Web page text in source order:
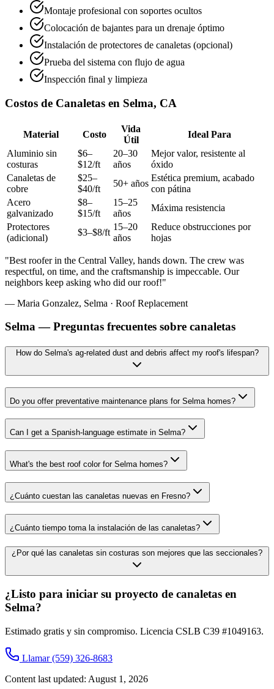
Montaje profesional con soportes ocultos
Colocación de bajantes para un drenaje óptimo
Instalación de protectores de canaletas (opcional)
Prueba del sistema con flujo de agua
Inspección final y limpieza
Costos de Canaletas en Selma, CA
Material Costo
Vida
Útil
Ideal Para
Aluminio sin
costuras
$6–
$12/ft
20–30
años
Mejor valor, resistente al
óxido
Canaletas de
cobre
$25–
$40/ft
50+ años
Estética premium, acabado
con pátina
Acero
galvanizado
$8–
$15/ft
15–25
años
Máxima resistencia
Protectores
(adicional)
$3–$8/ft
15–20
años
Reduce obstrucciones por
hojas
"Best roofer in the Central Valley, hands down. The crew was
respectful, on time, and the craftsmanship is impeccable. Our
neighbors keep asking who did our roof!"
— Maria Gonzalez, Selma · Roof Replacement
Selma — Preguntas frecuentes sobre canaletas
How do Selma's ag-related dust and debris affect my roof's lifespan?
Do you offer preventative maintenance plans for Selma homes?
Can I get a Spanish-language estimate in Selma?
What's the best roof color for Selma homes?
¿Cuánto cuestan las canaletas nuevas en Fresno?
¿Cuánto tiempo toma la instalación de las canaletas?
¿Por qué las canaletas sin costuras son mejores que las seccionales?
¿Listo para iniciar su proyecto de canaletas en
Selma?
Estimado gratis y sin compromiso. Licencia CSLB C39 #1049163.
Llamar (559) 326-8683
Content last updated: August 1, 2026